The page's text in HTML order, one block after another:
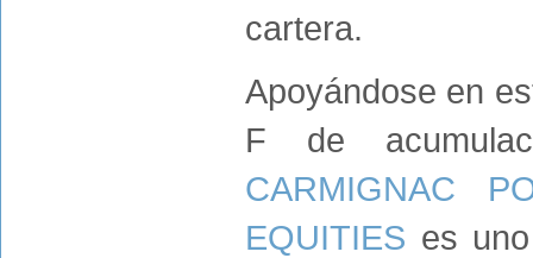
cartera.
Apoyándose en
F de
CARMIGNAC
EQUITIES es